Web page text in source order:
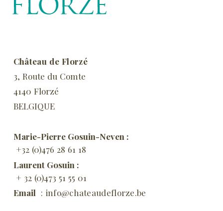
Château de Florzé
3, Route du Comte
4140 Florzé
BELGIQUE
Marie-Pierre Gosuin-Neven :
+32 (0)476 28 61 18
Laurent Gosuin :
+ 32 (0)473 51 55 01
Email : info@chateaudeflorze.be